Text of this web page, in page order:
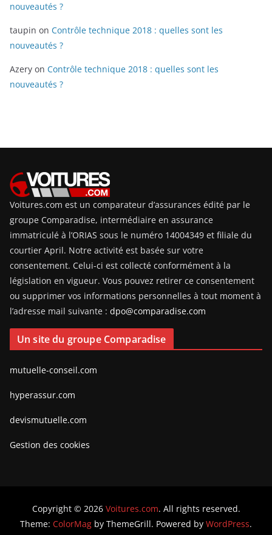
nouveautés ?
taupin on Contrôle technique 2018 : quelles sont les
nouveautés ?
Azery on Contrôle technique 2018 : quelles sont les
nouveautés ?
Voitures.com est un comparateur d’assurances édité par le
groupe Comparadise, intermédiaire en assurance
immatriculé à l’ORIAS sous le numéro 14004349 et filiale du
courtier April. Notre activité est basée sur votre
consentement. Celui-ci est collecté conformément à la
législation en vigueur. Vous pouvez retirer ce consentement
ou supprimer vos informations personnelles à tout moment à
l’adresse mail suivante : dpo@comparadise.com
Un site du groupe Comparadise
mutuelle-conseil.com
hyperassur.com
devismutuelle.com
Gestion des cookies
Copyright © 2026 Voitures.com. All rights reserved.
Theme: ColorMag by ThemeGrill. Powered by WordPress.